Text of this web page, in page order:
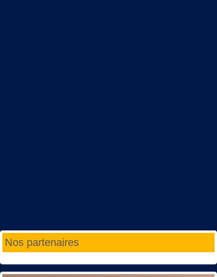
Nos partenaires
Année
précédente
Mois
précédent
Année
suivante
Mois
suivant